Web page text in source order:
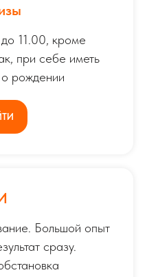
11.00, кроме
при себе иметь
о рождении
Большой опыт
сразу.